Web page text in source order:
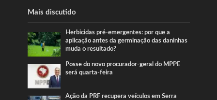
Mais discutido
Herbicidas pré-emergentes: por que a
aplicação antes da germinação das daninhas
muda o resultado?
Posse do novo procurador-geral do MPPE
será quarta-feira
Ação da PRF recupera veículos em Serra